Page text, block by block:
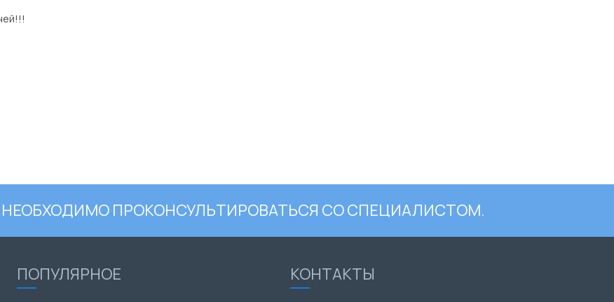
ПРОКОНСУЛЬТИРОВАТЬСЯ СО СПЕЦИАЛИСТОМ.
ПОПУЛЯРНОЕ КОНТАКТЫ